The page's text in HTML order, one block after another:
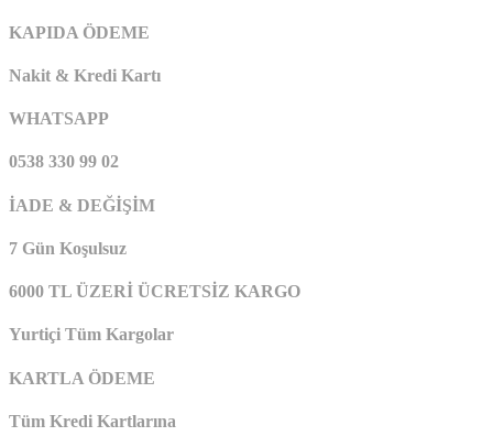
KAPIDA ÖDEME
Nakit & Kredi Kartı
WHATSAPP
0538 330 99 02
İADE & DEĞİŞİM
7 Gün Koşulsuz
6000 TL ÜZERİ ÜCRETSİZ KARGO
Yurtiçi Tüm Kargolar
KARTLA ÖDEME
Tüm Kredi Kartlarına